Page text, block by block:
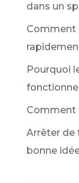
dans un
Comment
Pourquoi
Comment
Arrêter de
bonne